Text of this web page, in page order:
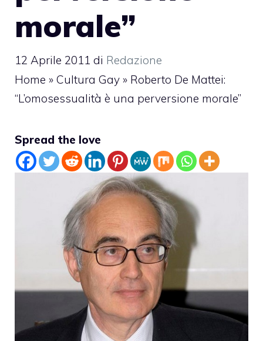
morale”
12 Aprile 2011 di Redazione
Home » Cultura Gay » Roberto De Mattei:
“L’omosessualità è una perversione morale”
Spread the love